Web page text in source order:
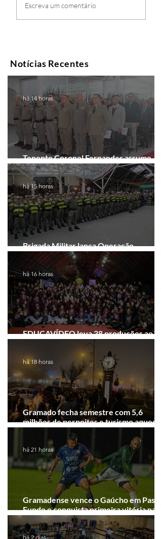
Escreva um comentário
Notícias Recentes
Tenente Coronel Fernandes assume
comando do 41º BPM em Gramado
há 14 horas
Brigada Militar lança Operação
Convergência na Região das Hortênsias
há 15 horas
EDUCAVÍDEO leva 38 produções ao
Festival de Cinema de Gramado
há 16 horas
Gramado fecha semestre com 5,6
milhões de pernoites e turismo
Junho desponta!
há 18 horas
Gramadense vence o Gaúcho em Passo
Fundo e conquista primeira vitória na
Série A2
há 21 horas
há 2 dias